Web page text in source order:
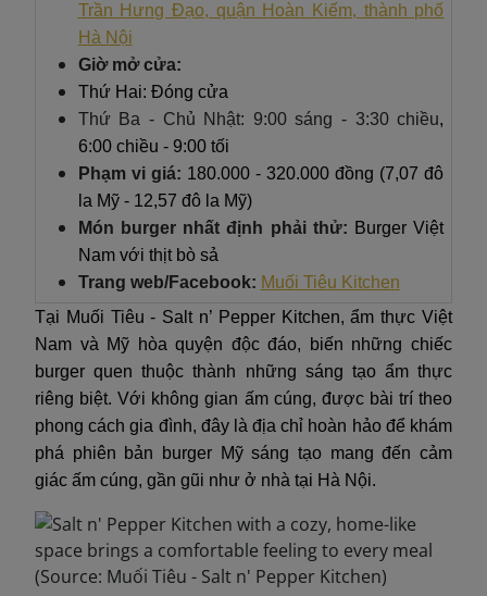
Trần Hưng Đạo, quận Hoàn Kiếm, thành phố
Hà Nội
Giờ mở cửa:
Thứ Hai: Đóng cửa
Thứ Ba - Chủ Nhật: 9:00 sáng - 3:30 chiều,
6:00 chiều - 9:00 tối
Phạm vi giá: 180.000 - 320.000 đồng (7,07 đô
la Mỹ - 12,57 đô la Mỹ)
Món burger nhất định phải thử: Burger Việt
Nam với thịt bò sả
Trang web/Facebook: Muối Tiêu Kitchen
Tại Muối Tiêu - Salt n’ Pepper Kitchen, ẩm thực Việt
Nam và Mỹ hòa quyện độc đáo, biến những chiếc
burger quen thuộc thành những sáng tạo ẩm thực
riêng biệt. Với không gian ấm cúng, được bài trí theo
phong cách gia đình, đây là địa chỉ hoàn hảo để khám
phá phiên bản burger Mỹ sáng tạo mang đến cảm
giác ấm cúng, gần gũi như ở nhà tại Hà Nội.